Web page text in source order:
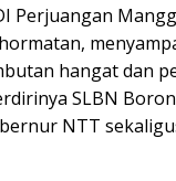
Perjuangan
hangat dan
SLBN
NTT